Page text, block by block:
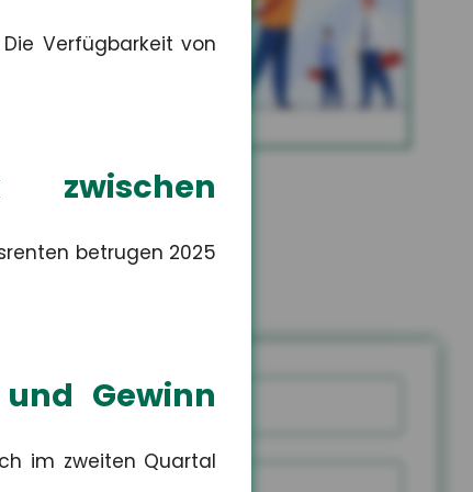
Verfügbarkeit von
zwischen
betrugen 2025
Gewinn
im zweiten Quartal
MEHR
Name